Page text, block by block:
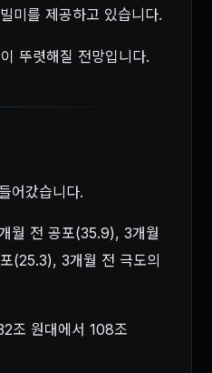
미를 제공하고 있습니다.
뚜렷해질 전망입니다.
어갔습니다.
월 전 공포(35.9), 3개월
(25.3), 3개월 전 극도의
조 원대에서 108조